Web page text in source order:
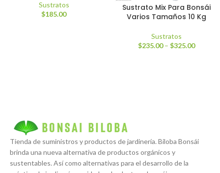
Sustratos
$185.00
Sustrato Mix Para Bonsái
Varios Tamaños 10 Kg
Sustratos
$235.00 – $325.00
Tienda de suministros y productos de jardinería. Biloba Bonsái
brinda una nueva alternativa de productos orgánicos y
sustentables. Así como alternativas para el desarrollo de la